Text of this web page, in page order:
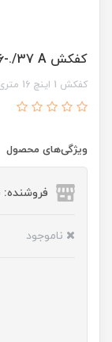
کفکش QDX1.5-16-./37 A
کفکش 1 اینچ 16 متری فلوتردار
ویژگی‌های محصول
فروشنده:
ناموجود